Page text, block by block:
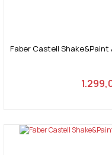
Faber Castell Shake&Paint